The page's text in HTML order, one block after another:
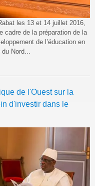
les 13 et 14 juillet 2016,
cadre de la préparation de la
de l’éducation en
Nord...
de l'Ouest sur la
d'investir dans le